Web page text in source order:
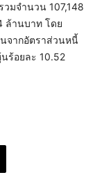
มจำนวน 107,148
ล้านบาท โดย
จากอัตราส่วนหนี้
ร้อยละ 10.52